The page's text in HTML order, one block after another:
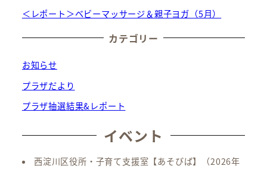
＜レポート＞ベビーマッサージ＆親子ヨガ（5月）
カテゴリー
お知らせ
プラザだより
プラザ抽選結果&レポート
イベント
西淀川区役所・子育て支援室【あそびば】
（2026年